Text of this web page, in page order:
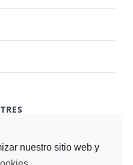
nuestro sitio web y